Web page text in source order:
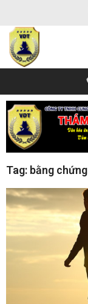
Tag: bằng chứng